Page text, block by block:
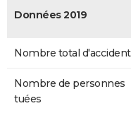
Données 2019
Nombre total
Nombre de personnes
tuées